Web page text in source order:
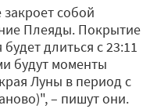
собой
Плеяды. Покрытие
длиться с 23:11
будут моменты
Луны в период с
– пишут они.